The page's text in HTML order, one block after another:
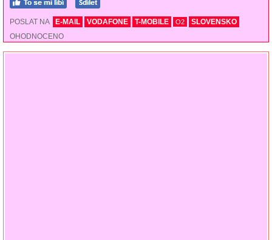
POSLAT NA E-MAIL VODAFONE T-MOBILE O2
SLOVENSKO
OHODNOCENO